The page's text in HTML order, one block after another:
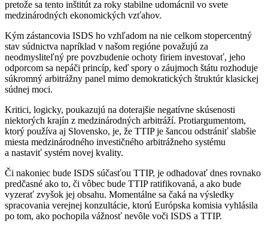
pretože sa tento inštitút za roky stabilne udomácnil vo svete
medzinárodných ekonomických vzťahov.
Kým zástancovia ISDS ho vzhľadom na nie celkom stopercentný
stav súdnictva napríklad v našom regióne považujú za
neodmysliteľný pre povzbudenie ochoty firiem investovať, jeho
odporcom sa nepáči princíp, keď spory o záujmoch štátu rozhoduje
súkromný arbitrážny panel mimo demokratických štruktúr klasickej
súdnej moci.
Kritici, logicky, poukazujú na doterajšie negatívne skúsenosti
niektorých krajín z medzinárodných arbitráží. Protiargumentom,
ktorý používa aj Slovensko, je, že TTIP je šancou odstrániť slabšie
miesta medzinárodného investičného arbitrážneho systému
a nastaviť systém novej kvality.
Či nakoniec bude ISDS súčasťou TTIP, je odhadovať dnes rovnako
predčasné ako to, či vôbec bude TTIP ratifikovaná, a ako bude
vyzerať zvyšok jej obsahu. Momentálne sa čaká na výsledky
spracovania verejnej konzultácie, ktorú Európska komisia vyhlásila
po tom, ako pochopila vážnosť nevôle voči ISDS a TTIP.